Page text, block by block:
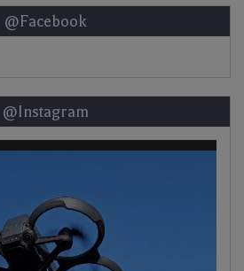
@Facebook
@Instagram